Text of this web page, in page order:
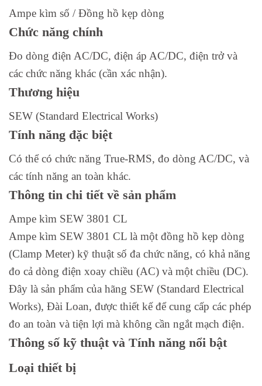
Ampe kìm số / Đồng hồ kẹp dòng
Chức năng chính
Đo dòng điện AC/DC, điện áp AC/DC, điện trở và
các chức năng khác (cần xác nhận).
Thương hiệu
SEW (Standard Electrical Works)
Tính năng đặc biệt
Có thể có chức năng True-RMS, đo dòng AC/DC, và
các tính năng an toàn khác.
Thông tin chi tiết về sản phẩm
Ampe kìm SEW 3801 CL
Ampe kìm SEW 3801 CL là một đồng hồ kẹp dòng
(Clamp Meter) kỹ thuật số đa chức năng, có khả năng
đo cả dòng điện xoay chiều (AC) và một chiều (DC).
Đây là sản phẩm của hãng SEW (Standard Electrical
Works), Đài Loan, được thiết kế để cung cấp các phép
đo an toàn và tiện lợi mà không cần ngắt mạch điện.
Thông số kỹ thuật và Tính năng nổi bật
Loại thiết bị